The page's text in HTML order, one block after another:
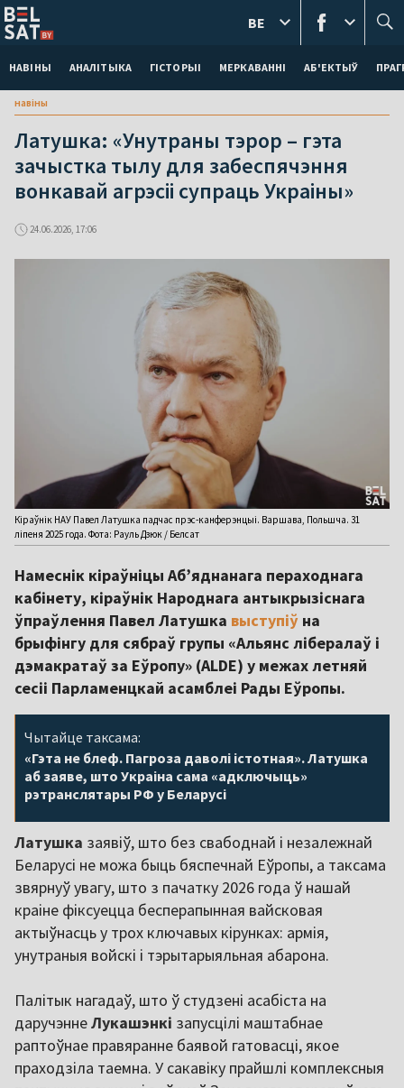
НАВІНЫ АНАЛІТЫКА ГІСТОРЫІ МЕРКАВАННI АБ'ЕКТЫЎ
BE
навіны
Латушка: «Унутраны тэрор – гэта
зачыстка тылу для забеспячэння
вонкавай агрэсіі супраць Украіны»
24.06.2026, 17:06
Кіраўнік НАУ Павел Латушка падчас прэс-канферэнцыі. Варшава, Польшча. 31
ліпеня 2025 года. Фота: Рауль Дзюк / Белсат
Намеснік кіраўніцы Аб’яднанага пераходнага
кабінету, кіраўнік Народнага антыкрызіснага
ўпраўлення Павел Латушка выступіў на
брыфінгу для сябраў групы «Альянс лібералаў і
дэмакратаў за Еўропу» (ALDE) у межах летняй
сесіі Парламенцкай асамблеі Рады Еўропы.
Чытайце таксама:
«Гэта не блеф. Пагроза даволі істотная». Латушка
аб заяве, што Украіна сама «адключыць»
рэтранслятары РФ у Беларусі
Латушка заявіў, што без свабоднай і незалежнай
Беларусі не можа быць бяспечнай Еўропы, а таксама
звярнуў увагу, што з пачатку 2026 года ў нашай
краіне фіксуецца бесперапынная вайсковая
актыўнасць у трох ключавых кірунках: армія,
унутраныя войскі і тэрытарыяльная абарона.
Палітык нагадаў, што ў студзені асабіста на
даручэннеЛукашэнкі запусцілі маштабнае
раптоўнае правяранне баявой гатовасці, якое
праходзіла таемна. У сакавіку прайшлі комплексныя